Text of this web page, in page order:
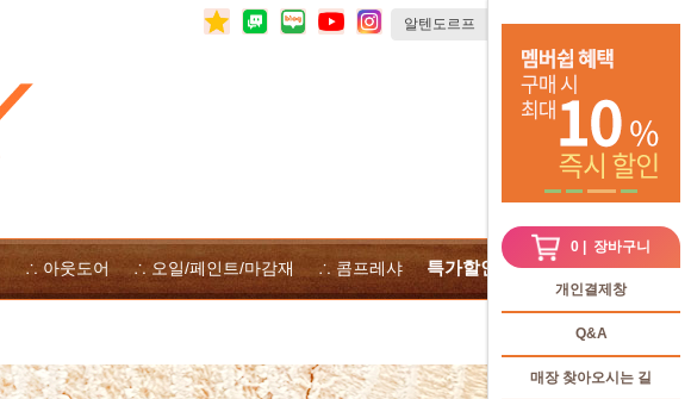
∴ 아웃도어 ∴ 오일/페인트/마감재 ∴ 콤프레샤 특가할인 ∴전체상품
0 | 장바구니
개인결제창
Q&A
매장 찾아오시는 길